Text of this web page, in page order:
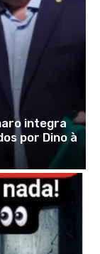
integra
por Dino à